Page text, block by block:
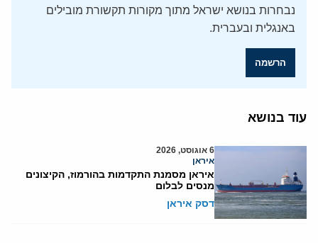
נבחרות בנושא ישראל מתוך מקורות תקשורת מובילים
באנגלית ובעברית.
הרשמה
עוד בנושא
6 אוגוסט, 2026
איראן
איראן מסמנת התקדמות בהורמוז, הקיצונים
מנסים לבלום
דסק איראן